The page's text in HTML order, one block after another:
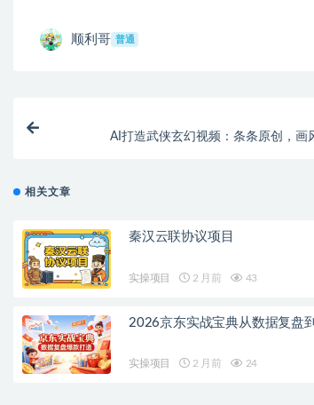
顺利哥 普通
AI打造武侠玄幻视频：条条原创，画
相关文章
秦汉云联协议项目
实操项目 2 月前 43
2026京东实战宝典从数据复盘
实操项目 2 月前 24